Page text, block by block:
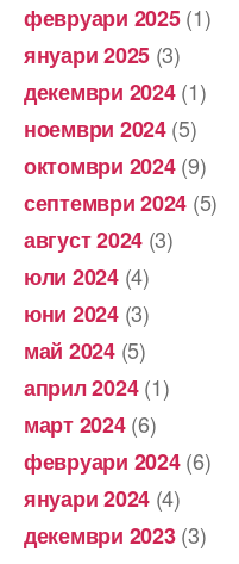
февруари 2025(1)
януари 2025 (3)
декември 2024(1)
ноември 2024(5)
октомври 2024(9)
септември 2024 (5)
август 2024 (3)
юли 2024(4)
юни 2024(3)
май 2024(5)
април 2024(1)
март 2024(6)
февруари 2024(6)
януари 2024 (4)
декември 2023(3)